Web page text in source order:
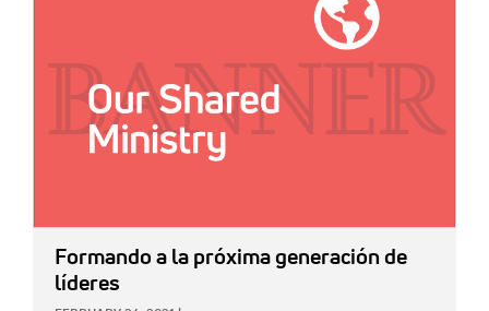
Formando a la próxima generación de
líderes